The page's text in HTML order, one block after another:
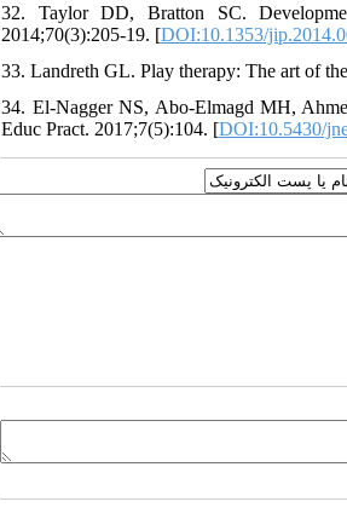
32. Taylor DD, Bratton SC.
2014;70(3):205-19. [DOI:10.1353/
33. Landreth GL. Play therapy: The art of
34. El-Nagger NS, Abo-Elmagd MH,
Educ Pract. 2017;7(5):104. [DOI:10.5430/